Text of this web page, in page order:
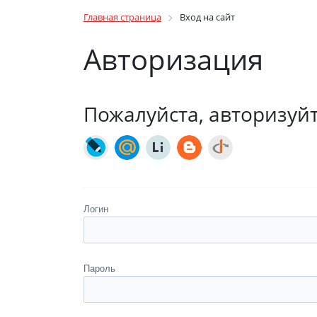
Главная страница Вход на сайт
Авторизация
Пожалуйста,
Логин
Пароль